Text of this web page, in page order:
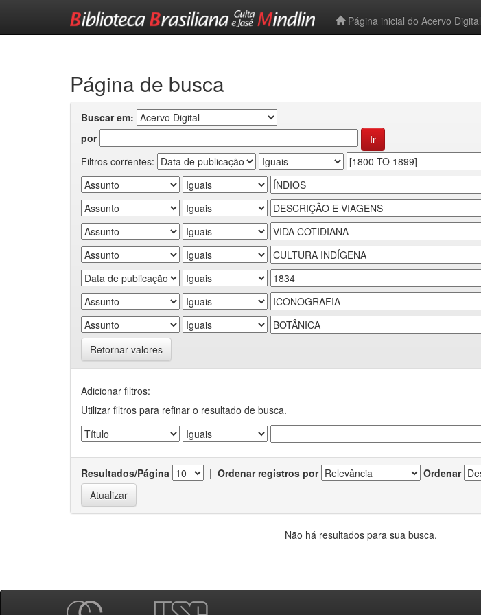
Página inicial do Acervo Digital
Página de busca
Buscar em:
por
Filtros correntes:
Retornar valores
Adicionar filtros:
Utilizar filtros para refinar o resultado de busca.
Resultados/Página | Ordenar registros por Ordenar
Não há resultados para sua busca.